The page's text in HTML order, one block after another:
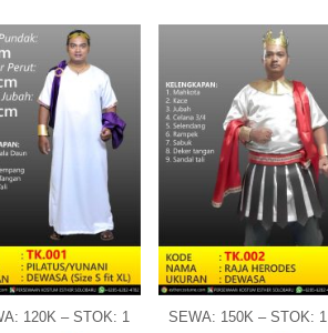
120K – STOK: 1 SEWA: 150K – STOK: 1